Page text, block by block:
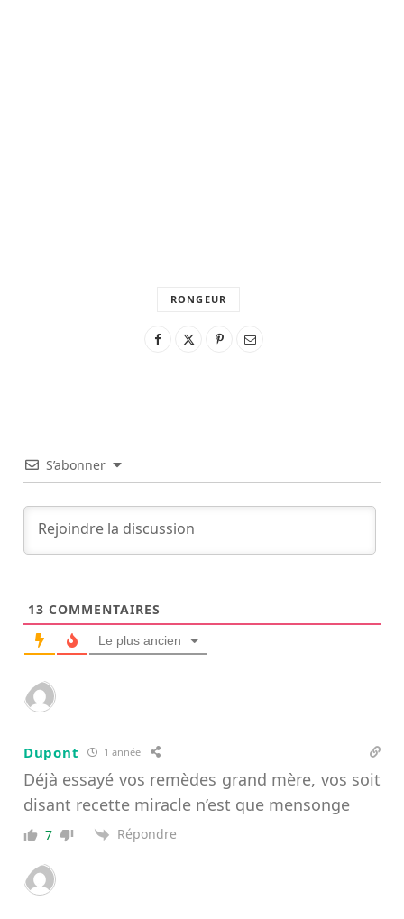
RONGEUR
S’abonner
13 COMMENTAIRES
Le plus ancien
Dupont 1 année
Déjà essayé vos remèdes grand mère, vos soit
disant recette miracle n’est que mensonge
7 Répondre